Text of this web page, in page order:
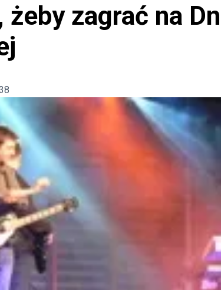
żeby zagrać na